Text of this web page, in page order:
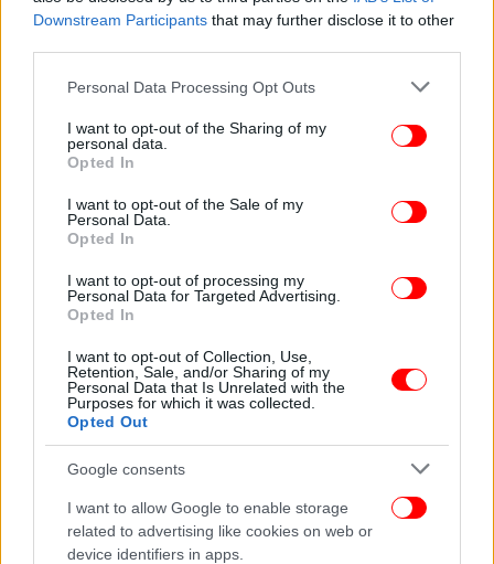
Downstream Participants that may further disclose it to other
Please note that this website/app uses one or more Google
not limited to your visit or usage behaviour. You may click to
grant or deny consent to Google and its third-party tags to
use your data for below specified purposes in below Google
consent section.
Personal Data Processing Opt Outs
I want to opt-out of the Sharing of my
personal data.
Opted In
I want to opt-out of the Sale of my
Personal Data.
Opted In
I want to opt-out of processing my
Personal Data for Targeted Advertising.
Opted In
I want to opt-out of Collection, Use,
Retention, Sale, and/or Sharing of my
Personal Data that Is Unrelated with the
Purposes for which it was collected.
Opted Out
Google consents
I want to allow Google to enable storage
related to advertising like cookies on web or
device identifiers in apps.
ΟΛΕΣ ΟΙ ΕΙΔΗΣΕΙΣ
Φήμες ότι ο Ερντογάν θα ανακοινώσει προσάρτηση
Κατεχομένων στις 20 Ιουλίου, λέει το ελληνοαμερικανικό
Τροχαίο-σοκ στην Καλαμάτα: Νεκρός ντελιβεράς
-Οδηγός ΙΧ πέρασε με κόκκινο, τον εκσφενδόνισε σε αυλή
Μπόρις Τζόνσον: Πώς περνά τις τελευταίες ώρες του
ως πρωθυπουργός -Κλαίει το προσωπικό της Ντάουνινγκ